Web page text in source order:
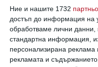
Ние и нашите 1732
достъп до информация на
обработваме лични данни,
стандартна информация,
персонализирана
рекламата и
Явлението става
Подобен стасус е
възпалзват хора на